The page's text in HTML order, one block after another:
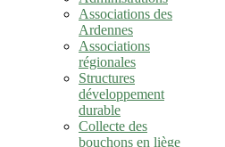
Associations des
Ardennes
Associations
régionales
Structures
développement
durable
Collecte des
bouchons en liège